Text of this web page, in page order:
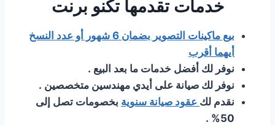
خدمات تقدمها تكنو برنت
بيع ماكينات التصوير بضمان 6 شهور أو عدد النسخ
أيهما أقرب
نوفر لك أفضل خدمات ما بعد البيع .
نوفر لك صيانة على أيدي مهندسين متخصصين .
نقدم لك عقود صيانة سنوية بخصومات تصل إلى
50% .